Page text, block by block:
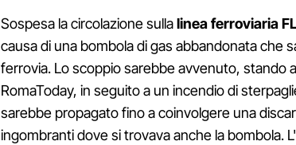
Sospesa la circolazione sullalinea ferroviaria
causa di una bombola di gas abbandonata che
ferrovia. Lo scoppio sarebbe avvenuto, stando
RomaToday, in seguito a un incendio di
sarebbe propagato fino a coinvolgere una
ingombranti dove si trovava anche la bombola.